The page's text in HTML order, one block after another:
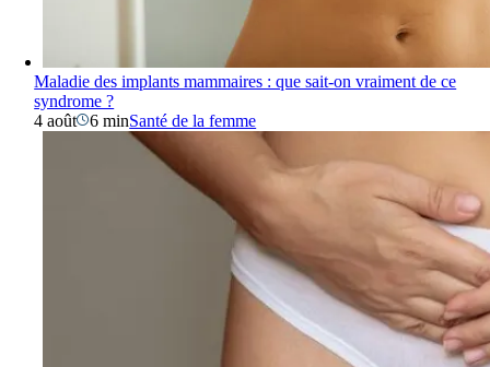
Maladie des implants mammaires : que sait-on vraiment de ce
syndrome ?
4 août
6 minSanté de la femme